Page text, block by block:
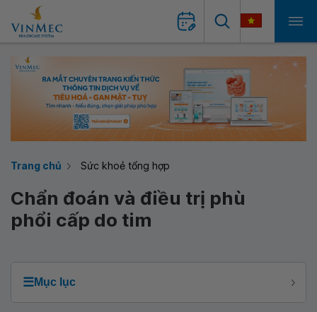
Trang chủ Sức khoẻ tổng hợp
Chẩn đoán và điều trị phù
phổi cấp do tim
☰Mục lục